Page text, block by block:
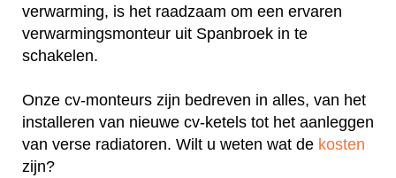
verwarming, is het raadzaam om een ervaren
verwarmingsmonteur uit Spanbroek in te
schakelen.
Onze cv-monteurs zijn bedreven in alles, van het
installeren van nieuwe cv-ketels tot het aanleggen
van verse radiatoren. Wilt u weten wat de kosten
zijn?